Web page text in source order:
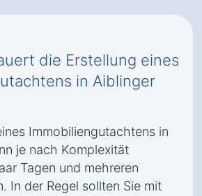
die Erstellung eines
in Aiblinger
Immobiliengutachtens in
je nach Komplexität
Tagen und mehreren
In der Regel sollten Sie mit